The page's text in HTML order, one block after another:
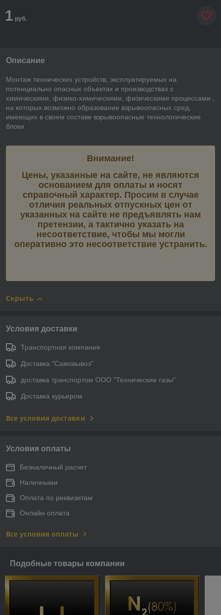
1 руб.
Описание
Монтаж технических устройств, эксплуатируемых на
потенциально опасных объектах и производствах с
химическими, физико-химическими, физическими процессами ,
на которых возможно образование взрывоопасных сред,
имеющих в своем составе взрывоопасные технологические
блоки
Внимание!
Цены, указанные на сайте, не являются
основанием для оплаты и носят
справочный характер. Просим в случае
отличия реальных отпускных цен от
указанных на сайте не предъявлять нам
претензии, а тактично указать на
несоответствие, чтобы мы могли
оперативно это несоответствие устранить.
Скрыть
Условия доставки
Транспортная компания
Доставка "Самовывоз"
доставка транспортом ООО "Технические газы"
Доставка курьером
Все условия доставки
Условия оплаты
Безналичный расчет
Наличными
Оплата по реквизитам
Онлайн оплата
Все условия оплаты
Подобные товары компании